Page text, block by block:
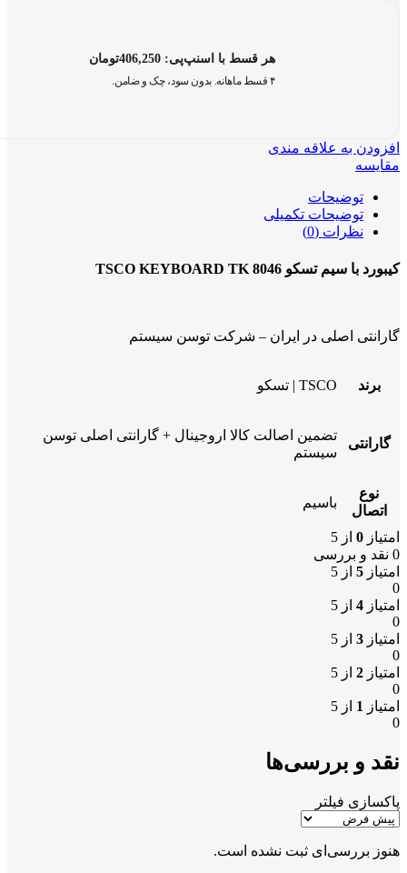
هر قسط با اسنپ‌پی: 406,250تومان
۴ قسط ماهانه. بدون سود، چک و ضامن.
افزودن به علاقه مندی
مقایسه
توضیحات
توضیحات تکمیلی
نظرات (0)
کیبورد با سیم تسکو TSCO KEYBOARD TK 8046
گارانتی اصلی در ایران – شرکت توسن سیستم
برند TSCO | تسکو
گارانتی
تضمین اصالت کالا اروجینال + گارانتی اصلی توسن
سیستم
نوع
اتصال
باسیم
امتیاز 0 از 5
0 نقد و بررسی
امتیاز 5 از 5
0
امتیاز 4 از 5
0
امتیاز 3 از 5
0
امتیاز 2 از 5
0
امتیاز 1 از 5
0
نقد و بررسی‌ها
پاکسازی فیلتر
هنوز بررسی‌ای ثبت نشده است.